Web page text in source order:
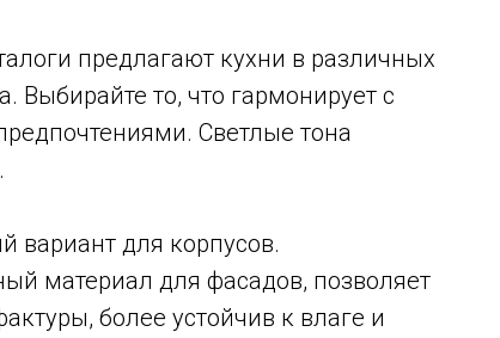
предлагают кухни в различных
Выбирайте то, что гармонирует с
Светлые тона
вариант для корпусов.
материал для фасадов, позволяет
более устойчив к влаге и